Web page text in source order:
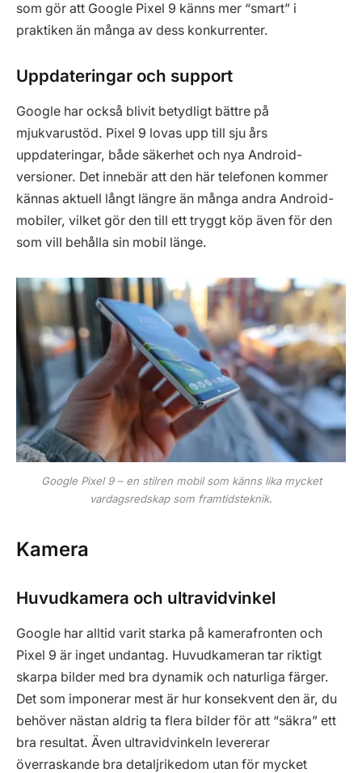
som gör att Google Pixel 9 känns mer “smart” i
praktiken än många av dess konkurrenter.
Uppdateringar och support
Google har också blivit betydligt bättre på
mjukvarustöd. Pixel 9 lovas upp till sju års
uppdateringar, både säkerhet och nya Android-
versioner. Det innebär att den här telefonen kommer
kännas aktuell långt längre än många andra Android-
mobiler, vilket gör den till ett tryggt köp även för den
som vill behålla sin mobil länge.
Google Pixel 9 – en stilren mobil som känns lika mycket
vardagsredskap som framtidsteknik.
Kamera
Huvudkamera och ultravidvinkel
Google har alltid varit starka på kamerafronten och
Pixel 9 är inget undantag. Huvudkameran tar riktigt
skarpa bilder med bra dynamik och naturliga färger.
Det som imponerar mest är hur konsekvent den är, du
behöver nästan aldrig ta flera bilder för att “säkra” ett
bra resultat. Även ultravidvinkeln levererar
överraskande bra detaljrikedom utan för mycket